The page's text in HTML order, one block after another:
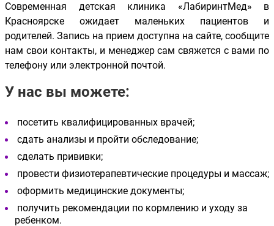
Современная детская клиника «ЛабиринтМед» в
Красноярске ожидает маленьких пациентов и
родителей. Запись на прием доступна на сайте, сообщите
нам свои контакты, и менеджер сам свяжется с вами по
телефону или электронной почтой.
У нас вы можете:
посетить квалифицированных врачей;
сдать анализы и пройти обследование;
сделать прививки;
провести физиотерапевтические процедуры и массаж;
оформить медицинские документы;
получить рекомендации по кормлению и уходу за
ребенком.